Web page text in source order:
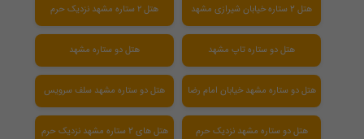
هتل 2 ستاره خیابان شیرازی مشهد هتل ۲ ستاره مشهد نزدیک حرم
هتل دو ستاره تاپ مشهد هتل دو ستاره مشهد
هتل دو ستاره مشهد خیابان امام رضا هتل دو ستاره مشهد سلف سرویس
هتل دو ستاره مشهد نزدیک حرم هتل های 2 ستاره مشهد نزدیک حرم